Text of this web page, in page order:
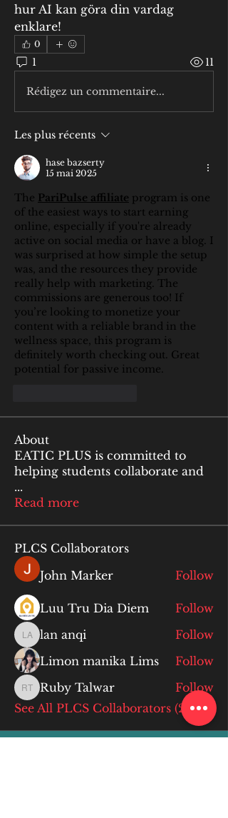
hur AI kan göra din vardag
enklare!
0
1 11
Rédigez un commentaire...
Les plus récents
hase bazserty
15 mai 2025
The PariPulse affiliate program is one
of the easiest ways to start earning
online, especially if you're already
active on social media or have a blog. I
was surprised at how simple the setup
was, and the resources they provide
really help with marketing. The
commissions are generous too! If
you’re looking to monetize your
content with a reliable brand in the
wellness space, this program is
definitely worth checking out. Great
potential for passive income.
About
EATIC PLUS is committed to
helping students collaborate and
...
Read more
PLCS Collaborators
John Marker
Follow
Luu Tru Dia Diem Follow
lan anqi
lan anqi
Follow
Limon manika Lims
Follow
Ruby Talwar
Ruby Talwar
Follow
See All PLCS Collaborators (234)